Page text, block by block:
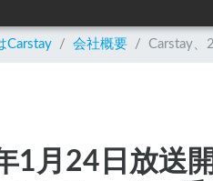
Carstay / 会社概要 / Carstay、
1月24日放送